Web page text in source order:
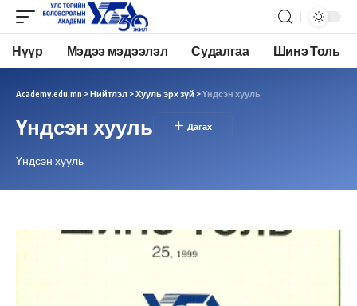
Нүүр Мэдээ мэдээлэл Судалгаа Шинэ Толь
Academy.edu.mn >Нийтлэл >Хууль эрх зүй >Үндсэн хууль
Үндсэн хууль
Үндсэн хууль